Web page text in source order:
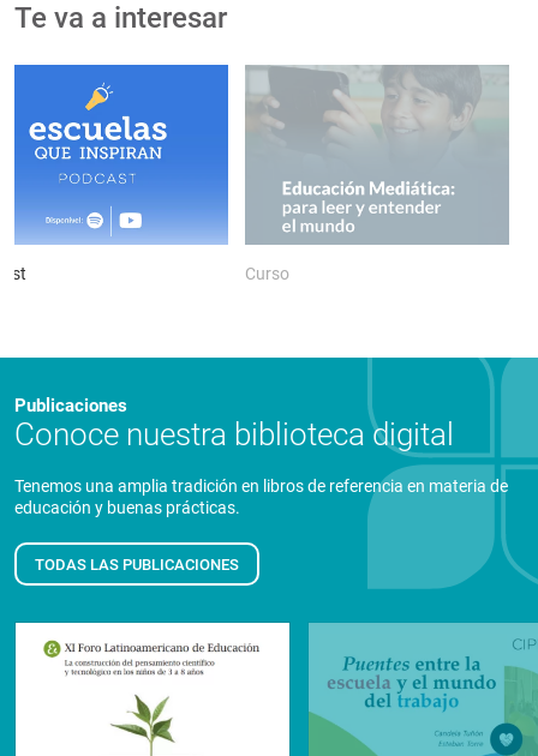
Te va a interesar
Curso
Publicaciones
Conoce nuestra biblioteca digital
Tenemos una amplia tradición en libros de referencia en materia de
educación y buenas prácticas.
TODAS LAS PUBLICACIONES